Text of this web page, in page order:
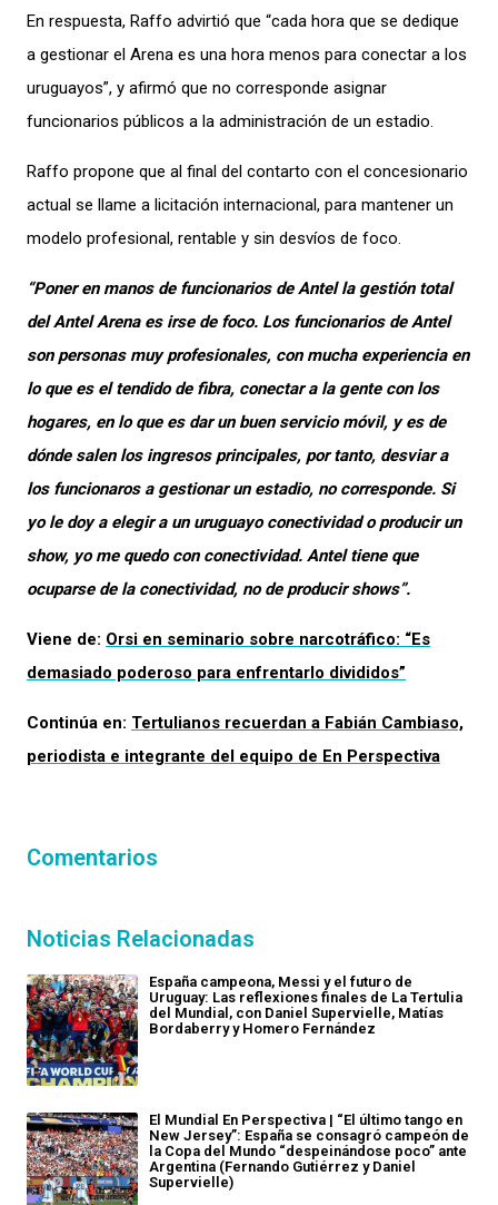
En respuesta, Raffo advirtió que “cada hora que se dedique
a gestionar el Arena es una hora menos para conectar a los
uruguayos”, y afirmó que no corresponde asignar
funcionarios públicos a la administración de un estadio.
Raffo propone que al final del contarto con el concesionario
actual se llame a licitación internacional, para mantener un
modelo profesional, rentable y sin desvíos de foco.
“Poner en manos de funcionarios de Antel la gestión total
del Antel Arena es irse de foco. Los funcionarios de Antel
son personas muy profesionales, con mucha experiencia en
lo que es el tendido de fibra, conectar a la gente con los
hogares, en lo que es dar un buen servicio móvil, y es de
dónde salen los ingresos principales, por tanto, desviar a
los funcionaros a gestionar un estadio, no corresponde. Si
yo le doy a elegir a un uruguayo conectividad o producir un
show, yo me quedo con conectividad. Antel tiene que
ocuparse de la conectividad, no de producir shows”.
Viene de: Orsi en seminario sobre narcotráfico: “Es
demasiado poderoso para enfrentarlo divididos”
Continúa en: Tertulianos recuerdan a Fabián Cambiaso,
periodista e integrante del equipo de En Perspectiva
Comentarios
Noticias Relacionadas
España campeona, Messi y el futuro de
Uruguay: Las reflexiones finales de La Tertulia
del Mundial, con Daniel Supervielle, Matías
Bordaberry y Homero Fernández
El Mundial En Perspectiva | “El último tango en
New Jersey”: España se consagró campeón de
la Copa del Mundo “despeinándose poco” ante
Argentina (Fernando Gutiérrez y Daniel
Supervielle)